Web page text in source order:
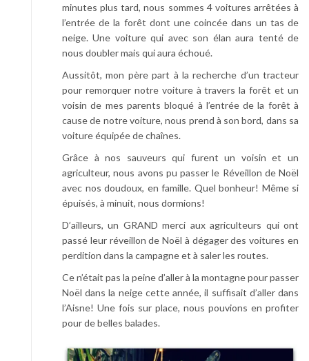
minutes plus tard, nous sommes 4 voitures arrêtées à
l’entrée de la forêt dont une coincée dans un tas de
neige. Une voiture qui avec son élan aura tenté de
nous doubler mais qui aura échoué.
Aussitôt, mon père part à la recherche d’un tracteur
pour remorquer notre voiture à travers la forêt et un
voisin de mes parents bloqué à l’entrée de la forêt à
cause de notre voiture, nous prend à son bord, dans sa
voiture équipée de chaînes.
Grâce à nos sauveurs qui furent un voisin et un
agriculteur, nous avons pu passer le Réveillon de Noël
avec nos doudoux, en famille. Quel bonheur! Même si
épuisés, à minuit, nous dormions!
D’ailleurs, un GRAND merci aux agriculteurs qui ont
passé leur réveillon de Noël à dégager des voitures en
perdition dans la campagne et à saler les routes.
Ce n’était pas la peine d’aller à la montagne pour passer
Noël dans la neige cette année, il suffisait d’aller dans
l’Aisne! Une fois sur place, nous pouvions en profiter
pour de belles balades.